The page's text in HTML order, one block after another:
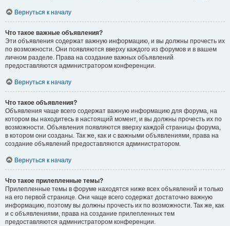
Вернуться к началу
Что такое важные объявления?
Эти объявления содержат важную информацию, и вы должны прочесть их
по возможности. Они появляются вверху каждого из форумов и в вашем
личном разделе. Права на создание важных объявлений
предоставляются администратором конференции.
Вернуться к началу
Что такое объявления?
Объявления чаще всего содержат важную информацию для форума, на
котором вы находитесь в настоящий момент, и вы должны прочесть их по
возможности. Объявления появляются вверху каждой страницы форума,
в котором они созданы. Так же, как и с важными объявлениями, права на
создание объявлений предоставляются администратором.
Вернуться к началу
Что такое прилепленные темы?
Прилепленные темы в форуме находятся ниже всех объявлений и только
на его первой странице. Они чаще всего содержат достаточно важную
информацию, поэтому вы должны прочесть их по возможности. Так же, как
и с объявлениями, права на создание прилепленных тем
предоставляются администратором конференции.